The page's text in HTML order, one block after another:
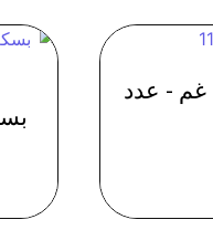
بسكت اوريو - 0754 وزن 119.5 غم - عدد